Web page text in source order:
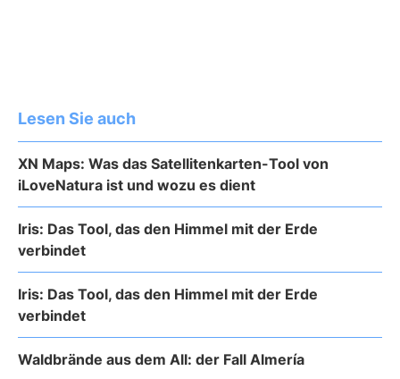
Lesen Sie auch
XN Maps: Was das Satellitenkarten-Tool von
iLoveNatura ist und wozu es dient
Iris: Das Tool, das den Himmel mit der Erde
verbindet
Iris: Das Tool, das den Himmel mit der Erde
verbindet
Waldbrände aus dem All: der Fall Almería